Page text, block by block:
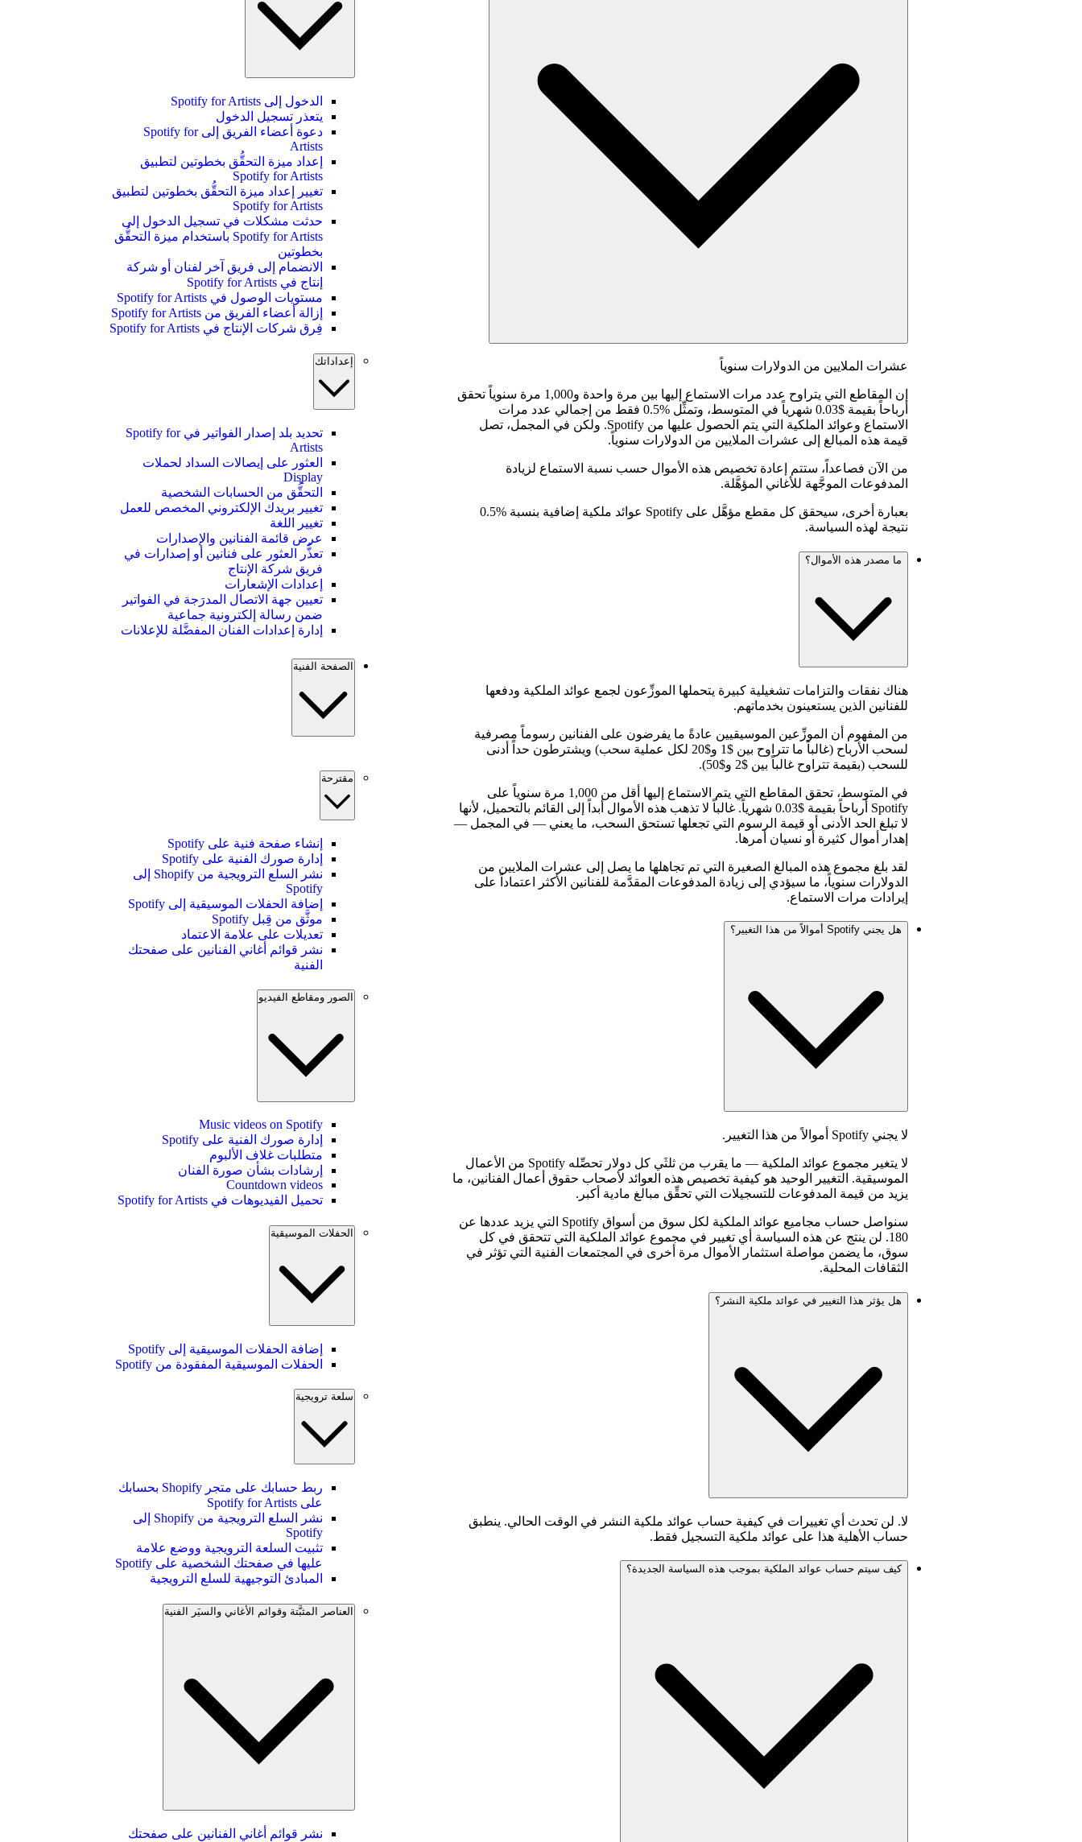
عشرات الملايين من الدولارات سنوياً
إن المقاطع التي يتراوح عدد مرات الاستماع إليها بين مرة واحدة و1,000 مرة سنوياً تحقق
أرباحاً بقيمة $0.03 شهرياً في المتوسط، وتمثِّل %0.5 فقط من إجمالي عدد مرات
الاستماع وعوائد الملكية التي يتم الحصول عليها من Spotify. ولكن في المجمل، تصل
قيمة هذه المبالغ إلى عشرات الملايين من الدولارات سنوياً.
من الآن فصاعداً، ستتم إعادة تخصيص هذه الأموال حسب نسبة الاستماع لزيادة
المدفوعات الموجَّهة للأغاني المؤهَّلة.
بعبارة أخرى، سيحقق كل مقطع مؤهَّل على Spotify عوائد ملكية إضافية بنسبة %0.5
نتيجة لهذه السياسة.
ما مصدر هذه الأموال؟
هناك نفقات والتزامات تشغيلية كبيرة يتحملها الموزِّعون لجمع عوائد الملكية ودفعها
للفنانين الذين يستعينون بخدماتهم.
من المفهوم أن الموزِّعين الموسيقيين عادةً ما يفرضون على الفنانين رسوماً مصرفية
لسحب الأرباح (غالباً ما تتراوح بين $1 و$20 لكل عملية سحب) ويشترطون حداً أدنى
للسحب (بقيمة تتراوح غالباً بين $2 و$50).
في المتوسط، تحقق المقاطع التي يتم الاستماع إليها أقل من 1,000 مرة سنوياً على
Spotify أرباحاً بقيمة $0.03 شهرياً. غالباً لا تذهب هذه الأموال أبداً إلى القائم بالتحميل، لأنها
لا تبلغ الحد الأدنى أو قيمة الرسوم التي تجعلها تستحق السحب، ما يعني — في المجمل —
إهدار أموال كثيرة أو نسيان أمرها.
لقد بلغ مجموع هذه المبالغ الصغيرة التي تم تجاهلها ما يصل إلى عشرات الملايين من
الدولارات سنوياً، ما سيؤدي إلى زيادة المدفوعات المقدَّمة للفنانين الأكثر اعتماداً على
إيرادات مرات الاستماع.
هل يجني Spotify أموالاً من هذا التغيير؟
لا يجني Spotify أموالاً من هذا التغيير.
لا يتغير مجموع عوائد الملكية — ما يقرب من ثلثَي كل دولار تحصِّله Spotify من الأعمال
الموسيقية. التغيير الوحيد هو كيفية تخصيص هذه العوائد لأصحاب حقوق أعمال الفنانين، ما
يزيد من قيمة المدفوعات للتسجيلات التي تحقِّق مبالغ مادية أكبر.
سنواصل حساب مجاميع عوائد الملكية لكل سوق من أسواق Spotify التي يزيد عددها عن
180. لن ينتج عن هذه السياسة أي تغيير في مجموع عوائد الملكية التي تتحقق في كل
سوق، ما يضمن مواصلة استثمار الأموال مرة أخرى في المجتمعات الفنية التي تؤثر في
الثقافات المحلية.
هل يؤثر هذا التغيير في عوائد ملكية النشر؟
لا. لن تحدث أي تغييرات في كيفية حساب عوائد ملكية النشر في الوقت الحالي. ينطبق
حساب الأهلية هذا على عوائد ملكية التسجيل فقط.
كيف سيتم حساب عوائد الملكية بموجب هذه السياسة الجديدة؟
الدخول إلى Spotify for Artists
يتعذر تسجيل الدخول
دعوة أعضاء الفريق إلى Spotify for
Artists
إعداد ميزة التحقُّق بخطوتين لتطبيق
Spotify for Artists
تغيير إعداد ميزة التحقُّق بخطوتين لتطبيق
Spotify for Artists
حدثت مشكلات في تسجيل الدخول إلى
Spotify for Artists باستخدام ميزة التحقُّق
بخطوتين
الانضمام إلى فريق آخر لفنان أو شركة
إنتاج في Spotify for Artists
مستويات الوصول في Spotify for Artists
إزالة أعضاء الفريق من Spotify for Artists
فِرق شركات الإنتاج في Spotify for Artists
إعداداتك
تحديد بلد إصدار الفواتير في Spotify for
Artists
العثور على إيصالات السداد لحملات
Display
التحقُّق من الحسابات الشخصية
تغيير بريدك الإلكتروني المخصص للعمل
تغيير اللغة
عرض قائمة الفنانين والإصدارات
تعذُّر العثور على فنانين أو إصدارات في
فريق شركة الإنتاج
إعدادات الإشعارات
تعيين جهة الاتصال المدرَجة في الفواتير
ضمن رسالة إلكترونية جماعية
إدارة إعدادات الفنان المفضَّلة للإعلانات
الصفحة الفنية
مقترحة
إنشاء صفحة فنية على Spotify
إدارة صورك الفنية على Spotify
نشر السلع الترويجية من Shopify إلى
Spotify
إضافة الحفلات الموسيقية إلى Spotify
موثَّق من قِبل Spotify
تعديلات على علامة الاعتماد
نشر قوائم أغاني الفنانين على صفحتك
الفنية
الصور ومقاطع الفيديو
Music videos on Spotify
إدارة صورك الفنية على Spotify
متطلبات غلاف الألبوم
إرشادات بشأن صورة الفنان
Countdown videos
تحميل الفيديوهات في Spotify for Artists
الحفلات الموسيقية
إضافة الحفلات الموسيقية إلى Spotify
الحفلات الموسيقية المفقودة من Spotify
سلعة ترويجية
ربط حسابك على متجر Shopify بحسابك
على Spotify for Artists
نشر السلع الترويجية من Shopify إلى
Spotify
تثبيت السلعة الترويجية ووضع علامة
عليها في صفحتك الشخصية على Spotify
المبادئ التوجيهية للسلع الترويجية
العناصر المثبَّتة وقوائم الأغاني والسيَر الفنية
نشر قوائم أغاني الفنانين على صفحتك